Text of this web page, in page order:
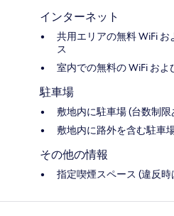
インターネット
共用エリアの無料 WiFi
ス
室内での無料の WiFi お
駐車場
敷地内に駐車場 (台数制限
敷地内に路外を含む駐車
その他の情報
指定喫煙スペース (違反時